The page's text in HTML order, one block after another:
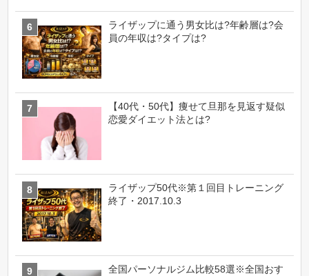
ライザップに通う男女比は?年齢層は?会
員の年収は?タイプは?
【40代・50代】痩せて旦那を見返す疑似
恋愛ダイエット法とは?
ライザップ50代※第１回目トレーニング
終了・2017.10.3
全国パーソナルジム比較58選※全国おす